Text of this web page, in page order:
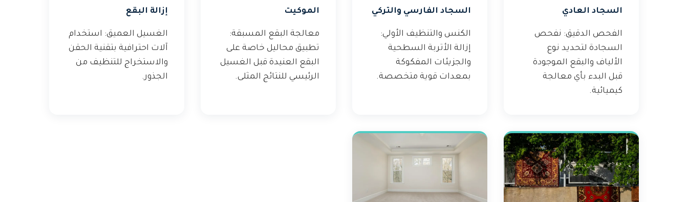
السجاد العادي
الفحص الدقيق: نفحص
السجادة لتحديد نوع
الألياف والبقع الموجودة
قبل البدء بأي معالجة
كيميائية.
السجاد الفارسي والتركي
الكنس والتنظيف الأولي:
إزالة الأتربة السطحية
والجزيئات المفكوكة
بمعدات قوية متخصصة.
الموكيت
معالجة البقع المسبقة:
تطبيق محاليل خاصة على
البقع العنيدة قبل الغسيل
الرئيسي للنتائج المثلى.
إزالة البقع
الغسيل العميق: استخدام
آلات احترافية بتقنية الحقن
والاستخراج للتنظيف من
الجذور.